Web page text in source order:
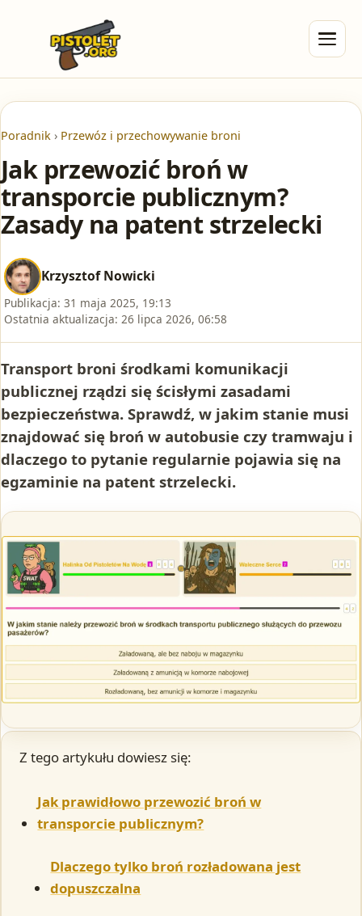
Poradnik › Przewóz i przechowywanie broni
Jak przewozić broń w
transporcie publicznym?
Zasady na patent strzelecki
Krzysztof Nowicki
Publikacja: 31 maja 2025, 19:13
Ostatnia aktualizacja: 26 lipca 2026, 06:58
Transport broni środkami komunikacji
publicznej rządzi się ścisłymi zasadami
bezpieczeństwa. Sprawdź, w jakim stanie musi
znajdować się broń w autobusie czy tramwaju i
dlaczego to pytanie regularnie pojawia się na
egzaminie na patent strzelecki.
Z tego artykułu dowiesz się:
Jak prawidłowo przewozić broń w
transporcie publicznym?
Dlaczego tylko broń rozładowana jest
dopuszczalna